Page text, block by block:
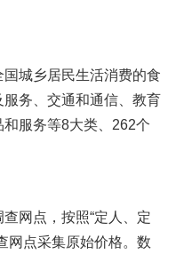
城乡居民生活消费的食
务、交通和通信、教育
服务等8大类、262个
网点，按照“定人、定
网点采集原始价格。数